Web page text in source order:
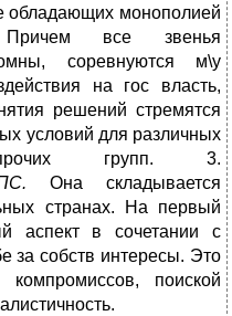
обладающих монополией
все звенья
соревнуются м\у
на гос власть,
решений стремятся
условий для различных
групп. 3.
Она складывается
странах. На первый
аспект в сочетании с
за собств интересы. Это
компромиссов, поиской